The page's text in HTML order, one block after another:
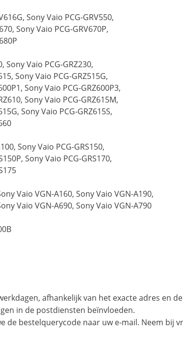
Sony Vaio PCG-GRV550,
Sony Vaio PCG-GRV670P,
Sony Vaio PCG-GRZ230,
Sony Vaio PCG-GRZ515G,
Sony Vaio PCG-GRZ600P3,
Sony Vaio PCG-GRZ615M,
Sony Vaio PCG-GRZ615S,
Sony Vaio PCG-GRS150,
Sony Vaio PCG-GRS170,
Vaio VGN-A160, Sony Vaio VGN-A190,
Vaio VGN-A690, Sony Vaio VGN-A790
afhankelijk van het exacte adres en
in de postdiensten beïnvloeden.
de bestelquerycode naar uw e-mail. Neem bij